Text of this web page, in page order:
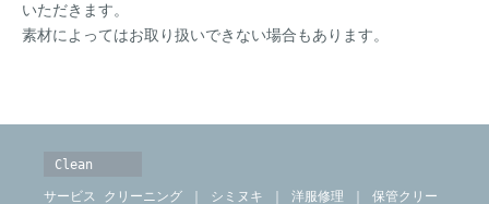
いただきます。
素材によってはお取り扱いできない場合もあります。
Clean
サービス クリーニング シミヌキ 洋服修理
保管クリー